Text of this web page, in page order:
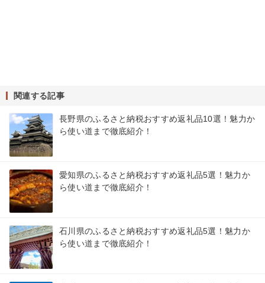
関連する記事
長野県のふるさと納税おすすめ返礼品10選！魅力か
ら使い道まで徹底紹介！
愛知県のふるさと納税おすすめ返礼品5選！魅力か
ら使い道まで徹底紹介！
石川県のふるさと納税おすすめ返礼品5選！魅力か
ら使い道まで徹底紹介！